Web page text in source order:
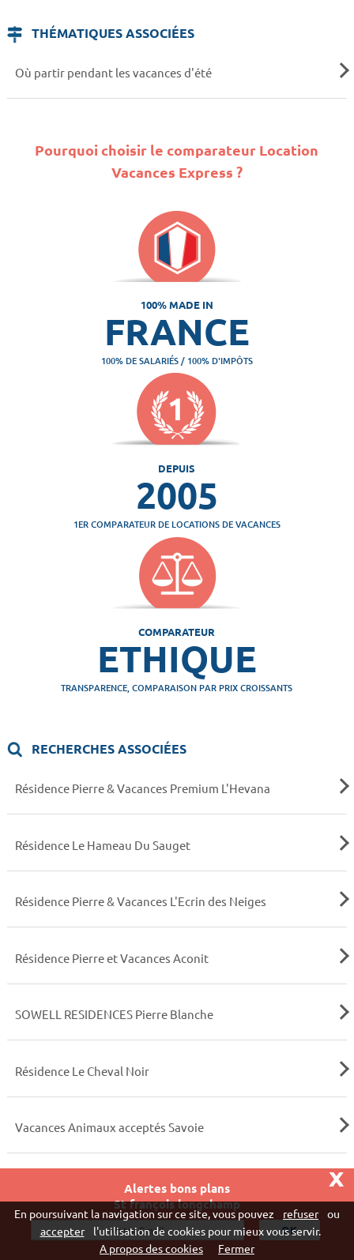
Alertes bons plans
St françois longchamp
x
THÉMATIQUES ASSOCIÉES
Où partir pendant les vacances d'été
Pourquoi choisir le comparateur Location
Vacances Express ?
100% MADE IN
FRANCE
100% DE SALARIÉS / 100% D'IMPÔTS
DEPUIS
2005
1ER COMPARATEUR DE LOCATIONS DE VACANCES
COMPARATEUR
ETHIQUE
TRANSPARENCE, COMPARAISON PAR PRIX CROISSANTS
RECHERCHES ASSOCIÉES
Résidence Pierre & Vacances Premium L'Hevana
Résidence Le Hameau Du Sauget
Résidence Pierre & Vacances L'Ecrin des Neiges
Résidence Pierre et Vacances Aconit
SOWELL RESIDENCES Pierre Blanche
Résidence Le Cheval Noir
Vacances Animaux acceptés Savoie
Location Piscine Savoie
Location Chalet Alpes du Nord
En poursuivant la navigation sur ce site, vous pouvez refuser
ou
accepter
l'utilisation de cookies pour mieux vous servir.
A propos des cookies
Fermer